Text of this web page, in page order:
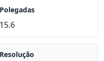
Polegadas
15.6
Resolução